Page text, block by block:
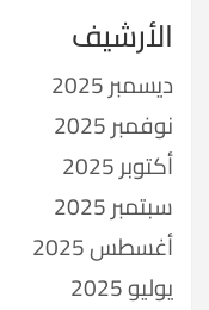
الأرشيف
ديسمبر 2025
نوفمبر 2025
أكتوبر 2025
سبتمبر 2025
أغسطس 2025
يوليو 2025